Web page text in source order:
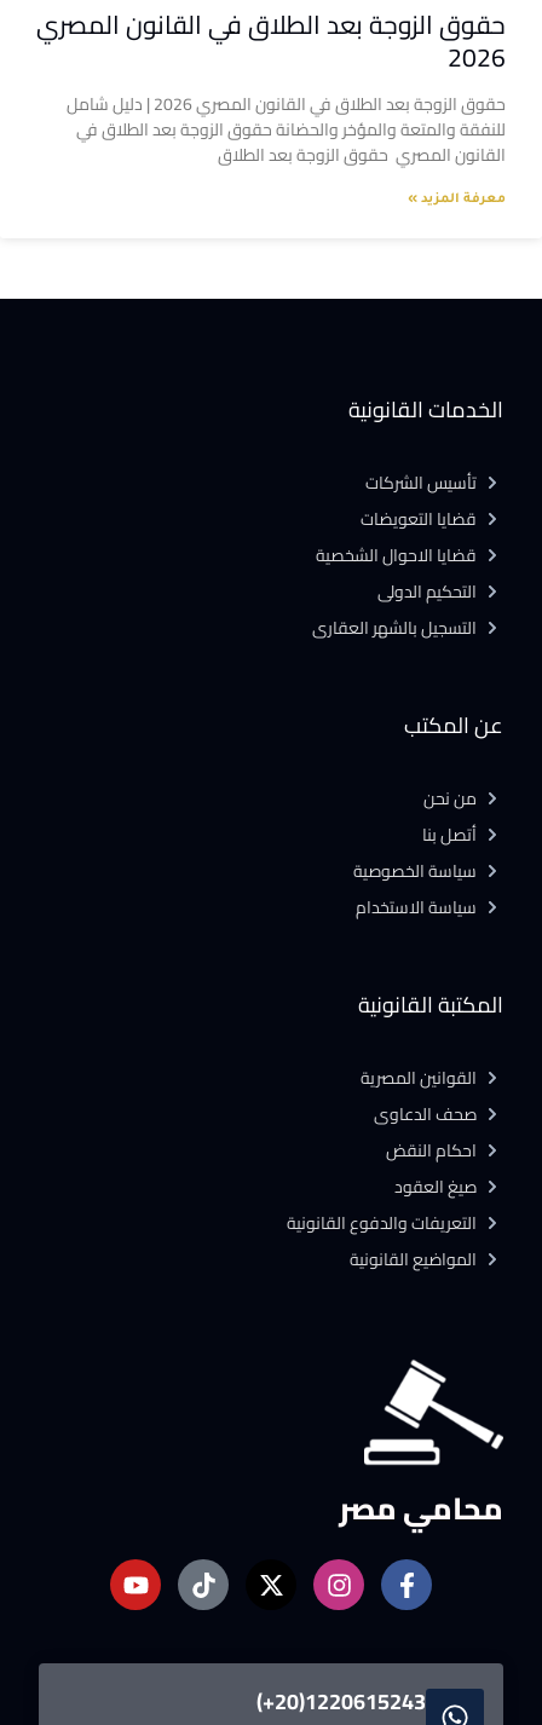
حقوق الزوجة بعد الطلاق في القانون المصري
2026
حقوق الزوجة بعد الطلاق في القانون المصري 2026 | دليل شامل
للنفقة والمتعة والمؤخر والحضانة حقوق الزوجة بعد الطلاق في
القانون المصري حقوق الزوجة بعد الطلاق
معرفة المزيد »
محامي مصر
1220615243(20+)
المكتبة القانونية
القوانين المصرية
صحف الدعاوى
احكام النقض
صيغ العقود
التعريفات والدفوع القانونية
المواضيع القانونية
عن المكتب
من نحن
أتصل بنا
سياسة الخصوصية
سياسة الاستخدام
الخدمات القانونية
تأسيس الشركات
قضايا التعويضات
قضايا الاحوال الشخصية
التحكيم الدولى
التسجيل بالشهر العقارى